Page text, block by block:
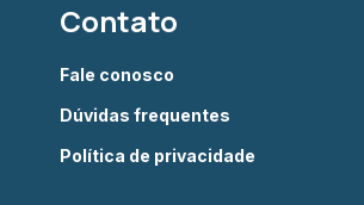
Contato
Fale conosco
Dúvidas frequentes
Política de privacidade